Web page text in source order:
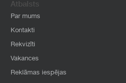
Atbalsts
Par mums
Kontakti
Rekvizīti
Vakances
Reklāmas iespējas